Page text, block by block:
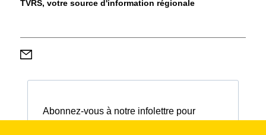
TVRS, votre source d'information régionale
Abonnez-vous à notre infolettre pour